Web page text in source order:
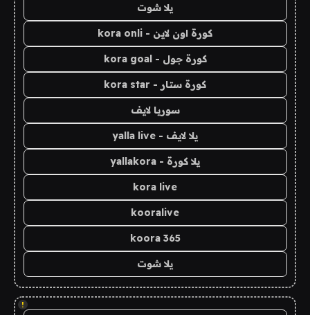
يلا شوت
كورة اون لاين - kora onli
كورة جول - kora goal
كورة ستار - kora star
سوريا لايف
يلا لايف - yalla live
يلا كورة - yallakora
kora live
kooralive
koora 365
يلا شوت
!